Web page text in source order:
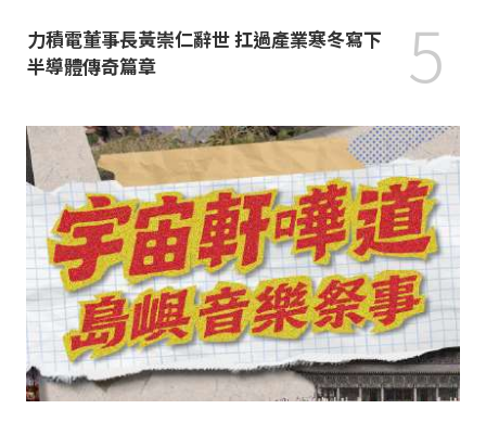
力積電董事長黃崇仁辭世 扛過產業寒冬寫下
半導體傳奇篇章
5